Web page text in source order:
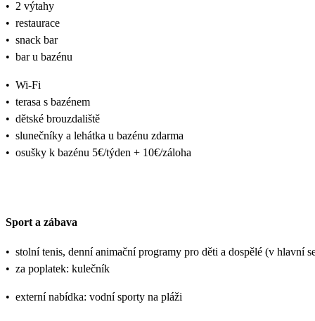
• 2 výtahy
• restaurace
• snack bar
• bar u bazénu
• Wi-Fi
• terasa s bazénem
• dětské brouzdaliště
• slunečníky a lehátka u bazénu zdarma
• osušky k bazénu 5€/týden + 10€/záloha
Sport a zábava
• stolní tenis, denní animační programy pro děti a dospělé (v hlavní
• za poplatek: kulečník
• externí nabídka: vodní sporty na pláži